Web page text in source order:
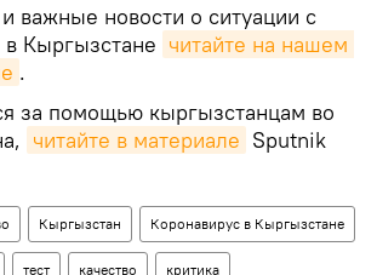
важные новости о ситуации с
Кыргызстане читайте на нашем
.
за помощью кыргызстанцам во
читайте в материале Sputnik
Кыргызстан Коронавирус в Кыргызстане
тест качество критика